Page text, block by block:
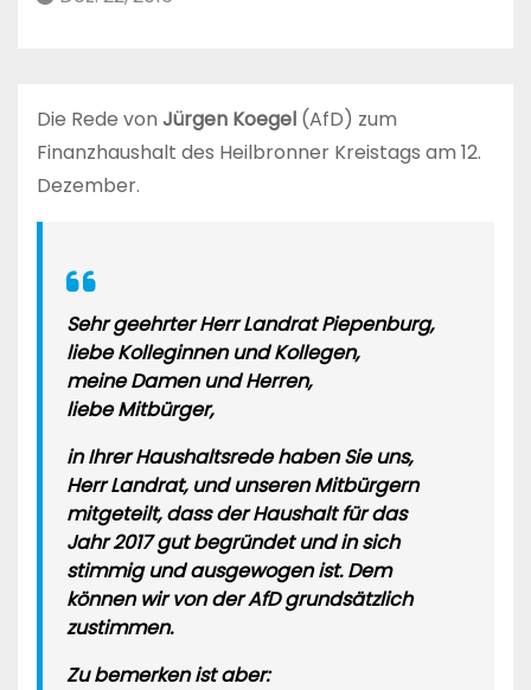
Die Rede von Jürgen Koegel (AfD) zum
Finanzhaushalt des Heilbronner Kreistags am 12.
Dezember.
Sehr geehrter Herr Landrat Piepenburg,
liebe Kolleginnen und Kollegen,
meine Damen und Herren,
liebe Mitbürger,
in Ihrer Haushaltsrede haben Sie uns,
Herr Landrat, und unseren Mitbürgern
mitgeteilt, dass der Haushalt für das
Jahr 2017 gut begründet und in sich
stimmig und ausgewogen ist. Dem
können wir von der AfD grundsätzlich
zustimmen.
Zu bemerken ist aber: